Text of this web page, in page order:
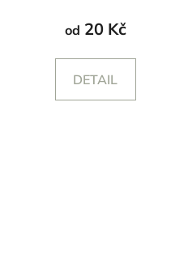
od 20 Kč
DETAIL